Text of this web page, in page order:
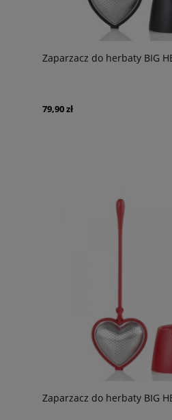
Zaparzacz do herbaty BIG
79,90 zł
Zaparzacz do herbaty BIG